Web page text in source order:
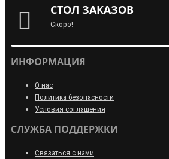
СТОЛ ЗАКАЗОВ
Скоро!
ИНФОРМАЦИЯ
О нас
Политика безопасности
Условия соглашения
СЛУЖБА ПОДДЕРЖКИ
Связаться с нами